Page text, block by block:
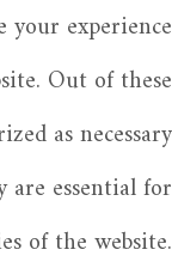
your experience
Out of these
as necessary
are essential for
of the website.